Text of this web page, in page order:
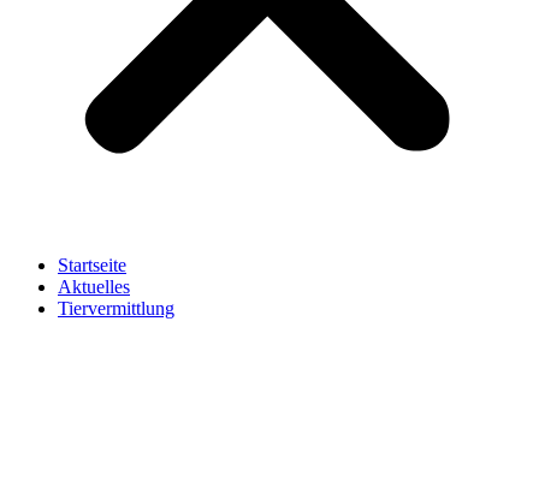
Startseite
Aktuelles
Tiervermittlung